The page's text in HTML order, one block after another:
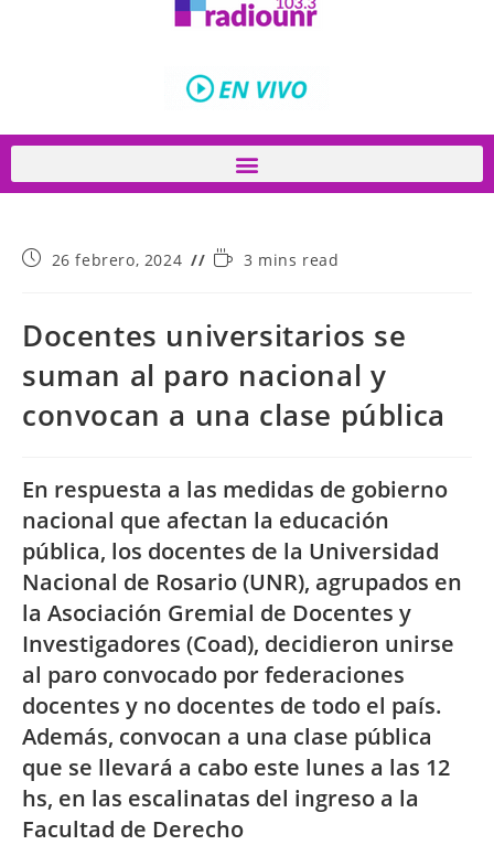
26 febrero, 2024 3 mins read
Docentes universitarios se
suman al paro nacional y
convocan a una clase pública
En respuesta a las medidas de gobierno
nacional que afectan la educación
pública, los docentes de la Universidad
Nacional de Rosario (UNR), agrupados en
la Asociación Gremial de Docentes y
Investigadores (Coad), decidieron unirse
al paro convocado por federaciones
docentes y no docentes de todo el país.
Además, convocan a una clase pública
que se llevará a cabo este lunes a las 12
hs, en las escalinatas del ingreso a la
Facultad de Derecho